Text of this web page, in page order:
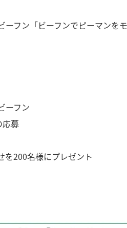
フン「ビーフンでピーマンを
ーフン
募
を200名様にプレゼント